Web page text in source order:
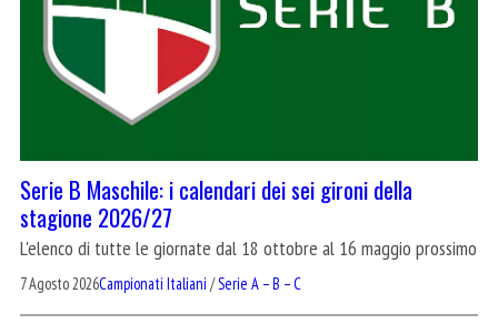
Serie B Maschile: i calendari dei sei gironi della
stagione 2026/27
L'elenco di tutte le giornate dal 18 ottobre al 16 maggio prossimo
7 Agosto 2026Campionati Italiani /Serie A – B – C